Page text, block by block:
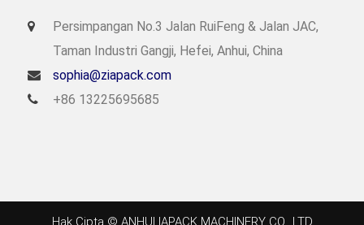
Persimpangan No.3 Jalan RuiFeng & Jalan JAC,
Taman Industri Gangji, Hefei, Anhui, China
sophia@ziapack.com
+86 13225695685
Hak Cipta © ANHUI IAPACK MACHINERY CO., LTD